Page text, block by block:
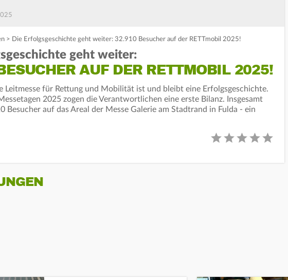
> Die Erfolgsgeschichte geht weiter: 32.910 Besucher auf der RETTmobil 2025!
geht weiter:
AUF DER RETTMOBIL 2025!
Leitmesse für Rettung und Mobilität ist und bleibt eine Erfolgsgeschichte.
2025 zogen die Verantwortlichen eine erste Bilanz. Insgesamt
Besucher auf das Areal der Messe Galerie am Stadtrand in Fulda - ein